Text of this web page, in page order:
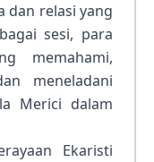
dan relasi yang
sesi, para
memahami,
meneladani
Merici dalam
Ekaristi